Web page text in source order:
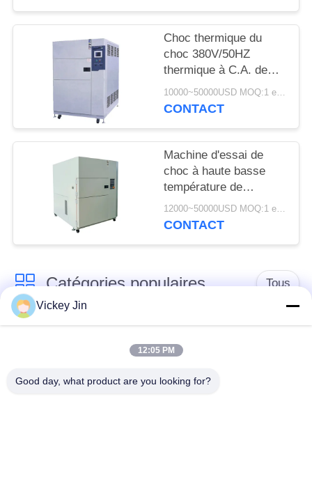
Choc thermique du
choc 380V/50HZ
thermique à C.A. de
LIYI d'essai d'air
climatique de chambre
10000~50000USD MOQ:1 ensemble
CONTACT
Machine d'essai de
choc à haute basse
température de
chambre d'essai de
choc thermique
12000~50000USD MOQ:1 ensemble
CONTACT
Catégories populaires Tous
chambre d'essai
concernant
Vickey Jin
12:05 PM
Good day, what product are you looking for?